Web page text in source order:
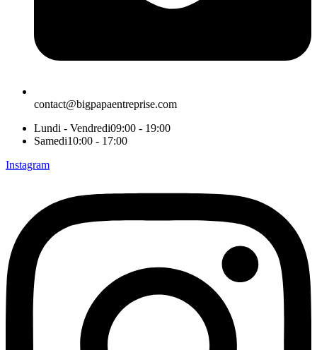
contact@bigpapaentreprise.com
Lundi - Vendredi09:00 - 19:00
Samedi10:00 - 17:00
Instagram